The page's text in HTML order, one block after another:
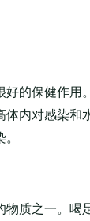
好的保健作用
体内对感染和
物质之一。喝